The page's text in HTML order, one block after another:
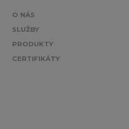
O NÁS
SLUŽBY
PRODUKTY
CERTIFIKÁTY